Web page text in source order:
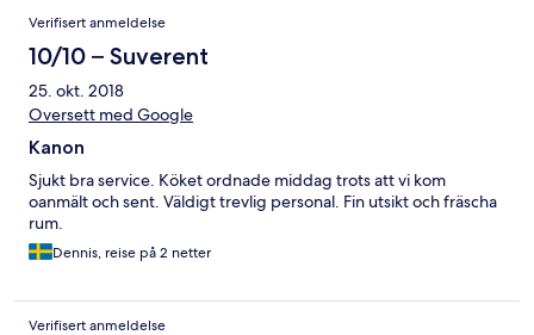
Verifisert anmeldelse
10/10 – Suverent
25. okt. 2018
Oversett med Google
Kanon
Sjukt bra service. Köket ordnade middag trots att vi kom
oanmält och sent. Väldigt trevlig personal. Fin utsikt och fräscha
rum.
Dennis, reise på 2 netter
Verifisert anmeldelse